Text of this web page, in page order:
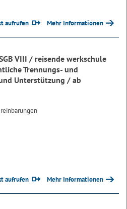
aufrufen Mehr Informationen
VIII / reisende werkschule
Trennungs- und
Unterstützung / ab
aufrufen Mehr Informationen